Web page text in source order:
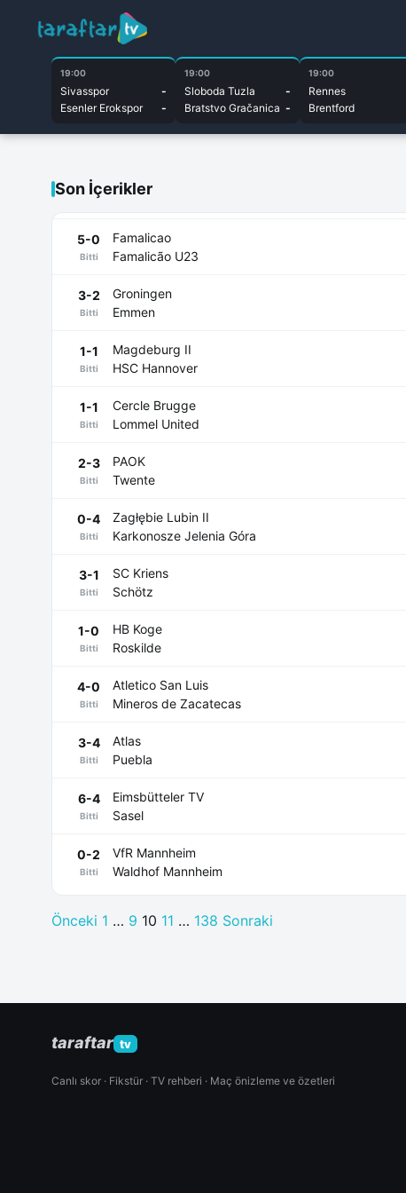
19:00
Sivasspor
-
Esenler Erokspor
-
19:00
Sloboda Tuzla
-
Bratstvo Gračanica -
19:00
Rennes
Brentford
Son İçerikler
5-0
Bitti
Famalicao
Famalicão U23
3-2
Bitti
Groningen
Emmen
1-1
Bitti
Magdeburg II
HSC Hannover
1-1
Bitti
Cercle Brugge
Lommel United
2-3
Bitti
PAOK
Twente
0-4
Bitti
Zagłębie Lubin II
Karkonosze Jelenia Góra
3-1
Bitti
SC Kriens
Schötz
1-0
Bitti
HB Koge
Roskilde
4-0
Bitti
Atletico San Luis
Mineros de Zacatecas
3-4
Bitti
Atlas
Puebla
6-4
Bitti
Eimsbütteler TV
Sasel
0-2
Bitti
VfR Mannheim
Waldhof Mannheim
Yazı
Önceki 1 … 9 10 11 … 138 Sonraki
taraftar tv
Canlı skor · Fikstür · TV rehberi · Maç önizleme ve özetleri